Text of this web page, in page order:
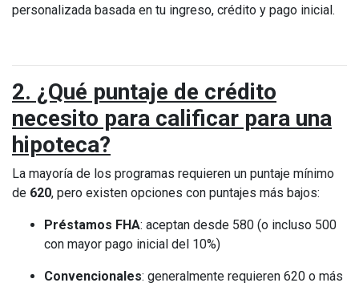
personalizada basada en tu ingreso, crédito y pago inicial.
2. ¿Qué puntaje de crédito
necesito para calificar para una
hipoteca?
La mayoría de los programas requieren un puntaje mínimo
de 620, pero existen opciones con puntajes más bajos:
Préstamos FHA: aceptan desde 580 (o incluso 500
con mayor pago inicial del 10%)
Convencionales: generalmente requieren 620 o más